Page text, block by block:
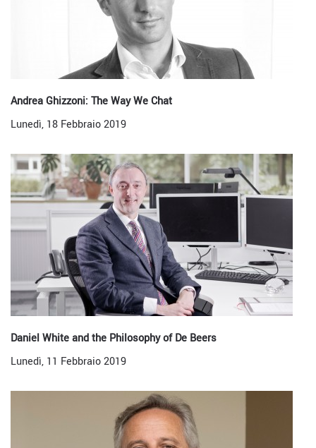
Andrea Ghizzoni: The Way We Chat
Lunedì, 18 Febbraio 2019
Daniel White and the Philosophy of De Beers
Lunedì, 11 Febbraio 2019